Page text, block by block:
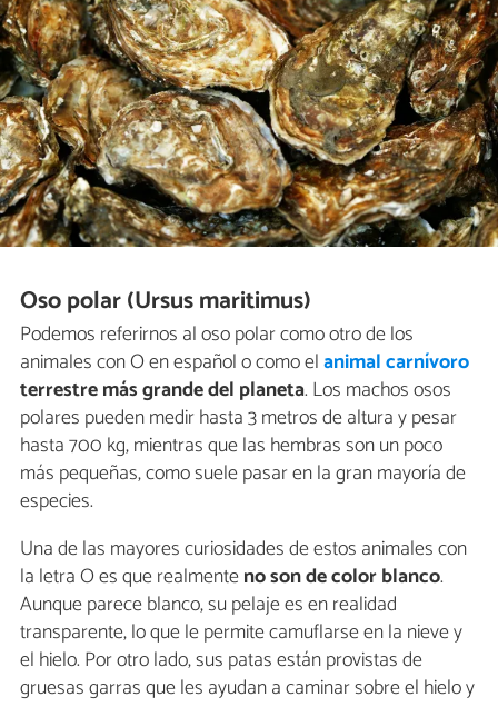
Oso polar (Ursus maritimus)
Podemos referirnos al oso polar como otro de los
animales con O en español o como elanimal carnívoro
terrestre más grande del planeta. Los machos osos
polares pueden medir hasta 3 metros de altura y pesar
hasta 700 kg, mientras que las hembras son un poco
más pequeñas, como suele pasar en la gran mayoría de
especies.
Una de las mayores curiosidades de estos animales con
la letra O es que realmenteno son de color blanco.
Aunque parece blanco, su pelaje es en realidad
transparente, lo que le permite camuflarse en la nieve y
el hielo. Por otro lado, sus patas están provistas de
gruesas garras que les ayudan a caminar sobre el hielo y